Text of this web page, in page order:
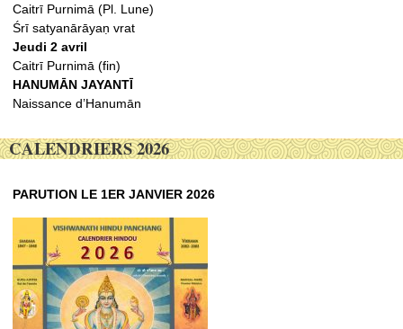
Caitrī Purnimā (Pl. Lune)
Śrī satyanārāyaṇ vrat
Jeudi 2 avril
Caitrī Purnimā (fin)
HANUMĀN JAYANTĪ
Naissance d’Hanumān
CALENDRIERS 2026
PARUTION LE 1ER JANVIER 2026